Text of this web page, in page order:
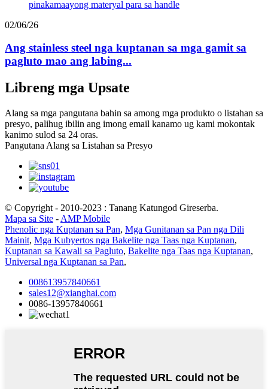
02/06/26
Ang stainless steel nga kuptanan sa mga gamit sa
pagluto mao ang labing...
Libreng mga Upsate
Alang sa mga pangutana bahin sa among mga produkto o listahan sa
presyo, palihug ibilin ang imong email kanamo ug kami mokontak
kanimo sulod sa 24 oras.
Pangutana Alang sa Listahan sa Presyo
© Copyright - 2010-2023 : Tanang Katungod Gireserba.
Mapa sa Site - AMP Mobile
Phenolic nga Kuptanan sa Pan, Mga Gunitanan sa Pan nga Dili
Mainit, Mga Kubyertos nga Bakelite nga Taas nga Kuptanan,
Kuptanan sa Kawali sa Pagluto, Bakelite nga Taas nga Kuptanan,
Universal nga Kuptanan sa Pan,
008613957840661
sales12@xianghai.com
0086-13957840661